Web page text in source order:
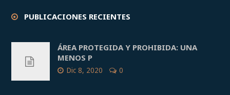
PUBLICACIONES RECIENTES
ÁREA PROTEGIDA Y PROHIBIDA: UNA
MENOS P
Dic 8, 2020 0